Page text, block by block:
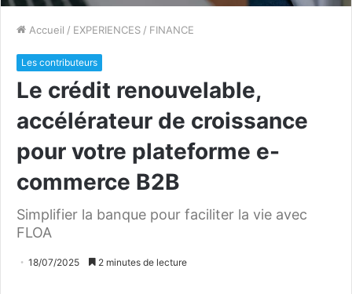
Accueil / EXPERIENCES / FINANCE
Les contributeurs
Le crédit renouvelable,
accélérateur de croissance
pour votre plateforme e-
commerce B2B
Simplifier la banque pour faciliter la vie avec
FLOA
18/07/2025 2 minutes de lecture